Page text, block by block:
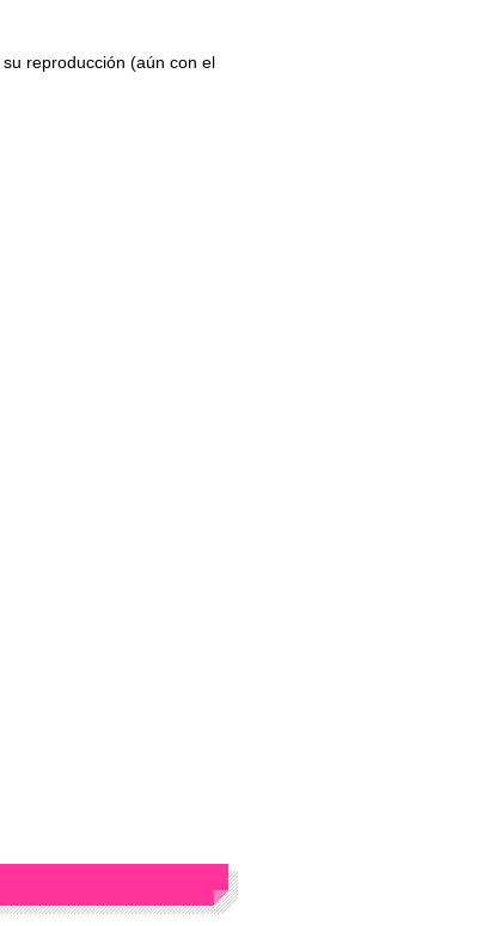
reproducción (aún con el